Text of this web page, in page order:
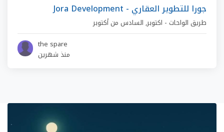
Jora Development - جورا للتطوير العقاري
طريق الواحات - اكتوبر, السادس من أكتوبر
the spare
منذ شهرين